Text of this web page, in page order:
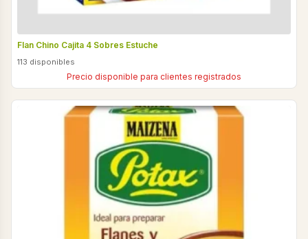
Flan Chino Cajita 4 Sobres Estuche
113 disponibles
Precio disponible para clientes registrados